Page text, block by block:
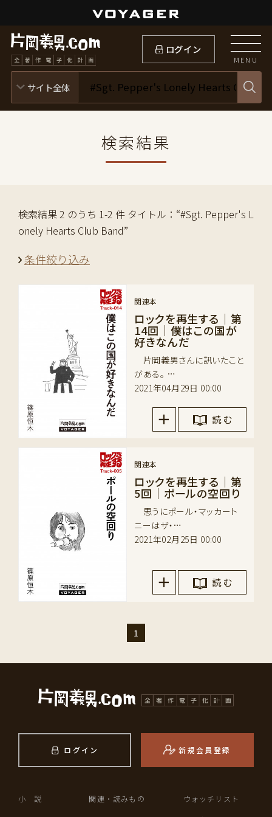
ログイン
MENU
検索結果
検索結果 2 のうち 1-2 件 タイトル：“#Sgt. Pepper's L
onely Hearts Club Band”
条件絞り込み
関連本
ロックを再生する｜第
14回｜僕はこの国が
好きなんだ
片岡義男さんに訊いたこと
がある。 …
2021年04月29日 00:00
読 む
関連本
ロックを再生する｜第
5回｜ポールの空回り
思うにポール・マッカート
ニーはザ・…
2021年02月25日 00:00
読 む
1
ログイン 新規会員登録
小 説 関連・読みもの ウォッチリスト